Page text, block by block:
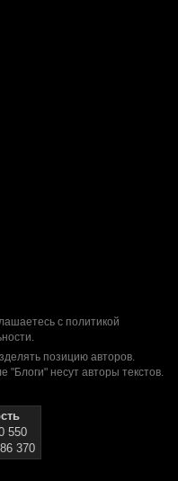
с политикой
.
позицию авторов.
"Блоги" несут авторы текстов.
550
370